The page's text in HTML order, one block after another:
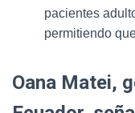
pacientes
permitiendo
Oana Matei,